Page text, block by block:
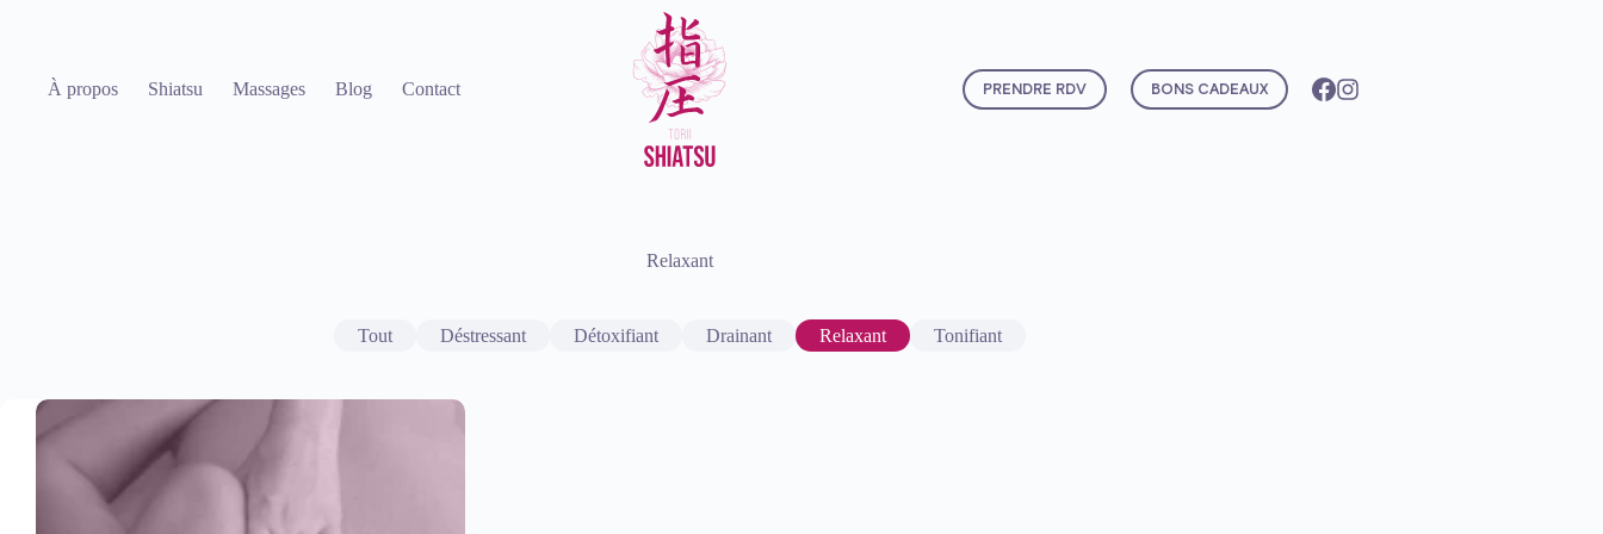
À propos
Shiatsu Massages Blog Contact PRENDRE RDV BONS CADEAUX
Relaxant
Tout Déstressant Détoxifiant Drainant Relaxant Tonifiant